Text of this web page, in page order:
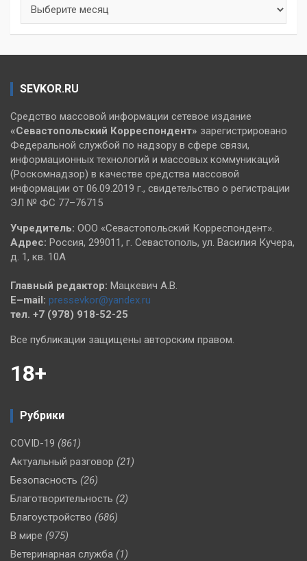
SEVKOR.RU
Средство массовой информации сетевое издание
«Севастопольский Корреспондент» зарегистрировано
Федеральной службой по надзору в сфере связи,
информационных технологий и массовых коммуникаций
(Роскомнадзор) в качестве средства массовой
информации от 06.09.2019 г., свидетельство о регистрации
ЭЛ № ФС 77–76715
Учредитель: ООО «Севастопольский Корреспондент».
Адрес: Россия, 299011, г. Севастополь, ул. Василия Кучера,
д. 1, кв. 10А
Главный редактор: Мацкевич А.В.
E–mail: pressevkor@yandex.ru
тел. +7 (978) 918-52-25
Все публикации защищены авторским правом.
18+
Рубрики
COVID-19 (861)
Актуальный разговор (21)
Безопасность (26)
Благотворительность (2)
Благоустройство (686)
В мире (975)
Ветеринарная служба (1)